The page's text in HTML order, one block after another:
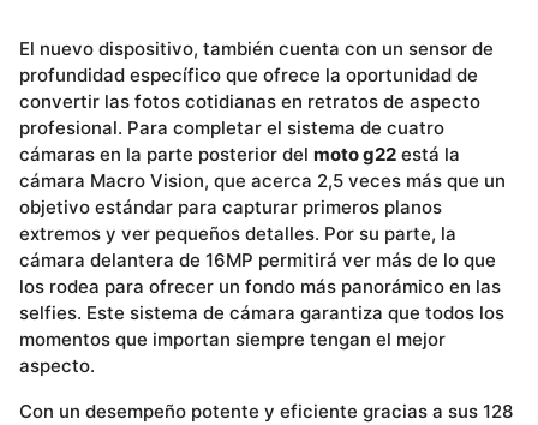
El nuevo dispositivo, también cuenta con un sensor de
profundidad específico que ofrece la oportunidad de
convertir las fotos cotidianas en retratos de aspecto
profesional. Para completar el sistema de cuatro
cámaras en la parte posterior del moto g22 está la
cámara Macro Vision, que acerca 2,5 veces más que un
objetivo estándar para capturar primeros planos
extremos y ver pequeños detalles. Por su parte, la
cámara delantera de 16MP permitirá ver más de lo que
los rodea para ofrecer un fondo más panorámico en las
selfies. Este sistema de cámara garantiza que todos los
momentos que importan siempre tengan el mejor
aspecto.
Con un desempeño potente y eficiente gracias a sus 128